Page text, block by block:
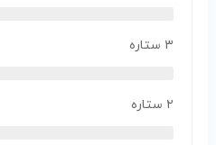
۳ ستاره
۲ ستاره